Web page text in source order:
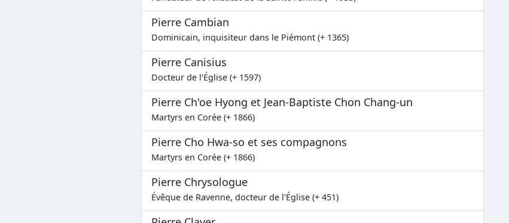
Pierre Cambian
Dominicain, inquisiteur dans le Piémont (+ 1365)
Pierre Canisius
Docteur de l'Église (+ 1597)
Pierre Ch'oe Hyong et Jean-Baptiste Chon Chang-un
Martyrs en Corée (+ 1866)
Pierre Cho Hwa-so et ses compagnons
Martyrs en Corée (+ 1866)
Pierre Chrysologue
Évêque de Ravenne, docteur de l'Église (+ 451)